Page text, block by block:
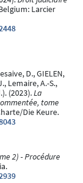
Larcier
D., GIELEN,
Lemaire, A.-S.,
(2023).La
tome
Die Keure.
2) - Procédure